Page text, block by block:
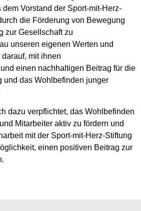
Vorstand der Sport-mit-Herz-
die Förderung von Bewegung
zur Gesellschaft zu
unseren eigenen Werten und
mit ihnen
einen nachhaltigen Beitrag für die
und das Wohlbefinden junger
dazu verpflichtet, das Wohlbefinden
Mitarbeiter aktiv zu fördern und
mit der Sport-mit-Herz-Stiftung
einen positiven Beitrag zur